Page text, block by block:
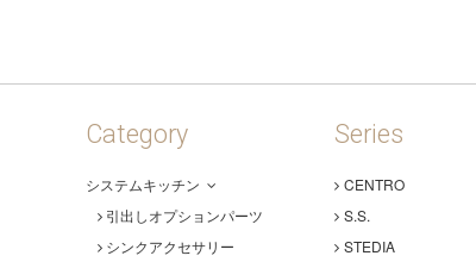
Category
システムキッチン
引出しオプションパーツ
シンクアクセサリー
Series
CENTRO
S.S.
STEDIA